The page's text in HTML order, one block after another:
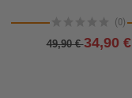
(0)
49,90 €34,90 €